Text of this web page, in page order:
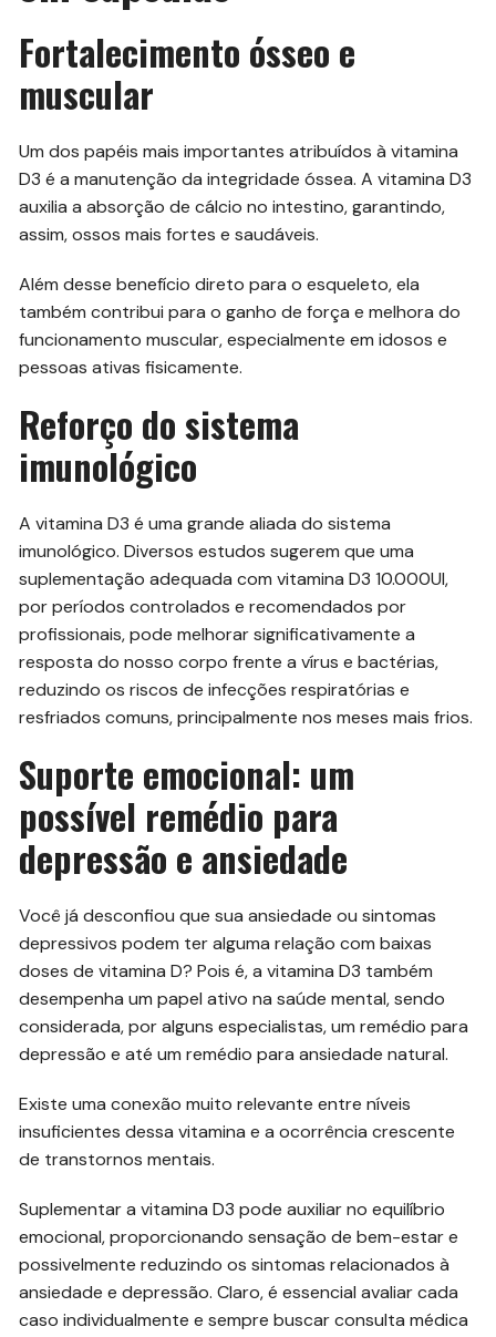
Fortalecimento ósseo e
muscular
Um dos papéis mais importantes atribuídos à vitamina
D3 é a manutenção da integridade óssea. A vitamina D3
auxilia a absorção de cálcio no intestino, garantindo,
assim, ossos mais fortes e saudáveis.
Além desse benefício direto para o esqueleto, ela
também contribui para o ganho de força e melhora do
funcionamento muscular, especialmente em idosos e
pessoas ativas fisicamente.
Reforço do sistema
imunológico
A vitamina D3 é uma grande aliada do sistema
imunológico. Diversos estudos sugerem que uma
suplementação adequada com vitamina D3 10.000UI,
por períodos controlados e recomendados por
profissionais, pode melhorar significativamente a
resposta do nosso corpo frente a vírus e bactérias,
reduzindo os riscos de infecções respiratórias e
resfriados comuns, principalmente nos meses mais frios.
Suporte emocional: um
possível remédio para
depressão e ansiedade
Você já desconfiou que sua ansiedade ou sintomas
depressivos podem ter alguma relação com baixas
doses de vitamina D? Pois é, a vitamina D3 também
desempenha um papel ativo na saúde mental, sendo
considerada, por alguns especialistas, um remédio para
depressão e até um remédio para ansiedade natural.
Existe uma conexão muito relevante entre níveis
insuficientes dessa vitamina e a ocorrência crescente
de transtornos mentais.
Suplementar a vitamina D3 pode auxiliar no equilíbrio
emocional, proporcionando sensação de bem-estar e
possivelmente reduzindo os sintomas relacionados à
ansiedade e depressão. Claro, é essencial avaliar cada
caso individualmente e sempre buscar consulta médica